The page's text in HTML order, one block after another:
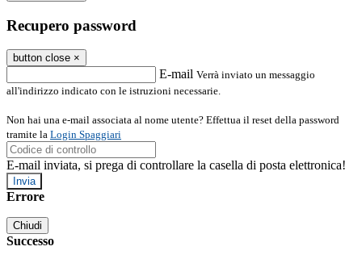
Recupero password
button close ×
E-mail Verrà inviato un messaggio
all'indirizzo indicato con le istruzioni necessarie.
Non hai una e-mail associata al nome utente? Effettua il reset della password
tramite la Login Spaggiari
E-mail inviata, si prega di controllare la casella di posta elettronica!
Errore
Chiudi
Successo